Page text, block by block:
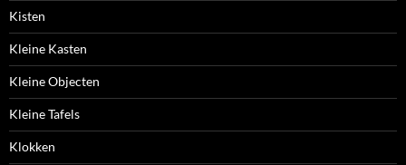
Kisten
Kleine Kasten
Kleine Objecten
Kleine Tafels
Klokken